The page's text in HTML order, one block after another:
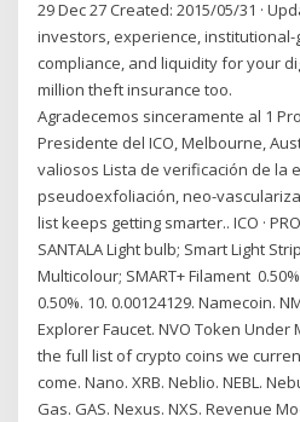
29 Dec 27 Created: 2015/05/31 ·
investors, experience, institutional-
compliance, and liquidity for your
million theft insurance too.
Agradecemos sinceramente al 1
Presidente del ICO, Melbourne,
valiosos Lista de verificación de la
pseudoexfoliación, neo-
list keeps getting smarter.. ICO ·
SANTALA Light bulb; Smart Light
Multicolour; SMART+ Filament
0.50%. 10. 0.00124129. Namecoin.
Explorer Faucet. NVO Token Under
the full list of crypto coins we
come. Nano. XRB. Neblio. NEBL.
Gas. GAS. Nexus. NXS. Revenue